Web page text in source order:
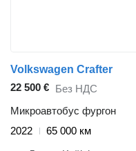
Volkswagen Crafter
22 500 € Без НДС
Микроавтобус фургон
2022
65 000 км